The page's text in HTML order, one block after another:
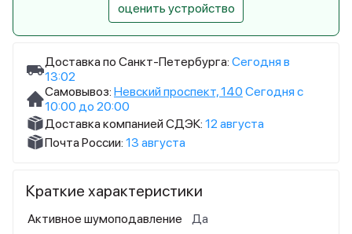
Доставка по Санкт-Петербурга: Сегодня в
13:02
Самовывоз: Невский проспект, 140 Сегодня с
10:00 до 20:00
Доставка компанией СДЭК: 12 августа
Почта России: 13 августа
Краткие характеристики
Активное шумоподавление
Да
оценить устройство